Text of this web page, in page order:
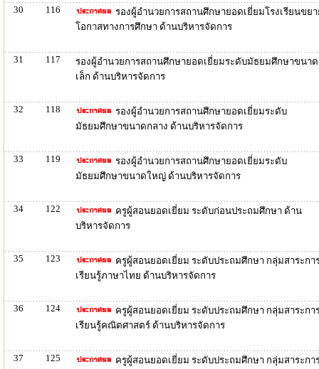
30 116
รองผู้อำนวยการสถานศึกษายอดเยี่ยมโรงเรียนขย
โอกาสทางการศึกษา ด้านบริหารจัดการ
31 117
รองผู้อำนวยการสถานศึกษายอดเยี่ยมระดับมัธยมศึกษาขนาด
เล็ก ด้านบริหารจัดการ
32 118
รองผู้อำนวยการสถานศึกษายอดเยี่ยมระดับ
มัธยมศึกษาขนาดกลาง ด้านบริหารจัดการ
33 119
รองผู้อำนวยการสถานศึกษายอดเยี่ยมระดับ
มัธยมศึกษาขนาดใหญ่ ด้านบริหารจัดการ
34 122
ครูผู้สอนยอดเยี่ยม ระดับก่อนประถมศึกษา ด้าน
บริหารจัดการ
35 123
ครูผู้สอนยอดเยี่ยม ระดับประถมศึกษา กลุ่มสาระกา
เรียนรู้ภาษาไทย ด้านบริหารจัดการ
36 124
ครูผู้สอนยอดเยี่ยม ระดับประถมศึกษา กลุ่มสาระกา
เรียนรู้คณิตศาสตร์ ด้านบริหารจัดการ
37 125
ครูผู้สอนยอดเยี่ยม ระดับประถมศึกษา กลุ่มสาระกา